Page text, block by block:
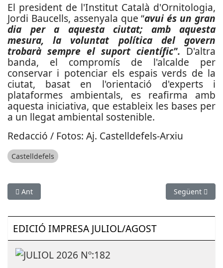
El president de l'Institut Català d'Ornitologia,
Jordi Baucells, assenyala que “avui és un gran
dia per a aquesta ciutat; amb aquesta
mesura, la voluntat política del govern
trobarà sempre el suport científic". D'altra
banda, el compromís de l'alcalde per
conservar i potenciar els espais verds de la
ciutat, basat en l'orientació d'experts i
plataformes ambientals, es reafirma amb
aquesta iniciativa, que estableix les bases per
a un llegat ambiental sostenible.
Redacció / Fotos: Aj. Castelldefels-Arxiu
Castelldefels
Article anterior: Nou mandat del consorci del Parc Natural de
Ant Article
Següent
EDICIÓ IMPRESA JULIOL/AGOST